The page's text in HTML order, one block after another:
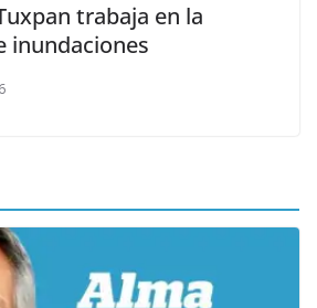
trabaja en la
inundaciones